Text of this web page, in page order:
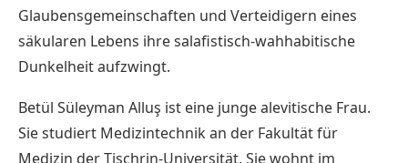
Glaubensgemeinschaften und Verteidigern eines
säkularen Lebens ihre salafistisch-wahhabitische
Dunkelheit aufzwingt.
Betül Süleyman Alluş ist eine junge alevitische Frau.
Sie studiert Medizintechnik an der Fakultät für
Medizin der Tischrin-Universität. Sie wohnt im